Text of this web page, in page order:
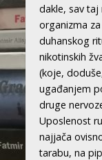
dakle, sav
organizma
duhanskog
nikotinskih
(koje,
ugađanjem
druge
Uposlenost
najjača
tarabu, na